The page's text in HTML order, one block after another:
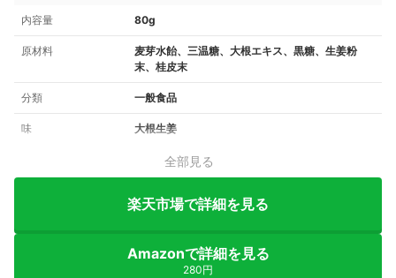
内容量 80g
原材料
麦芽水飴、三温糖、大根エキス、黒糖、生姜粉
末、桂皮末
分類 一般食品
味 大根生姜
全部見る
楽天市場で詳細を見る
Amazonで詳細を見る
280円